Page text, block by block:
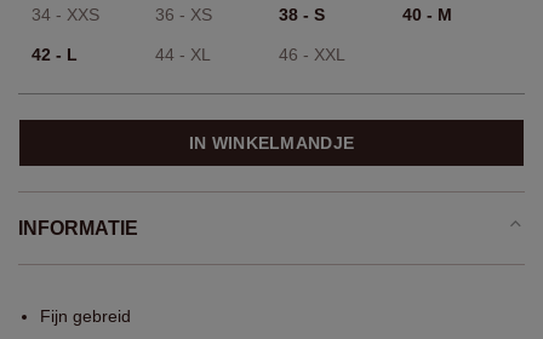
34 - XXS 36 - XS 38 - S 40 - M
42 - L 44 - XL 46 - XXL
IN WINKELMANDJE
INFORMATIE
Fijn gebreid